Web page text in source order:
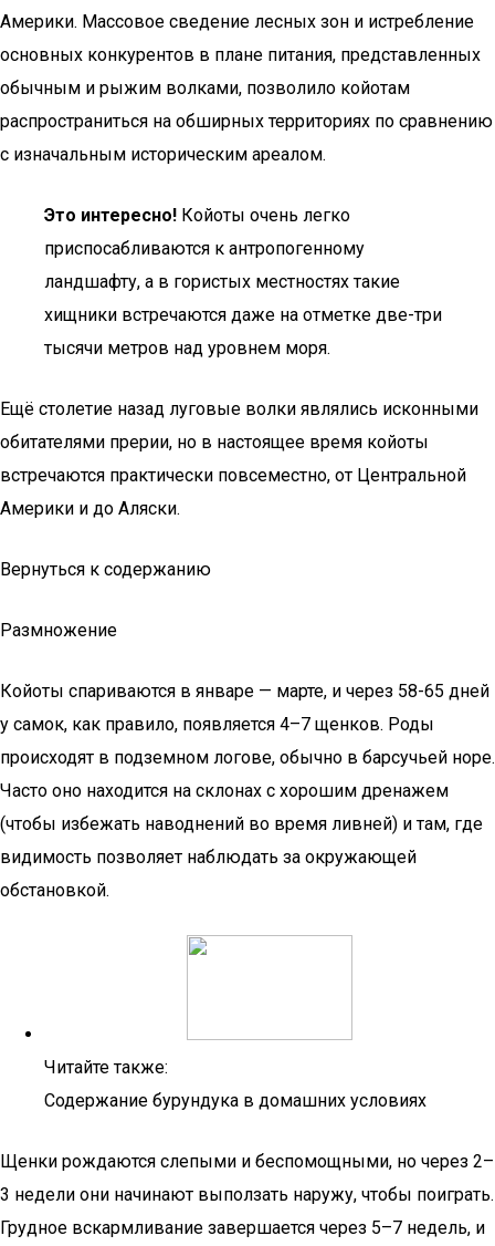
Америки. Массовое сведение лесных зон и истребление
основных конкурентов в плане питания, представленных
обычным и рыжим волками, позволило койотам
распространиться на обширных территориях по сравнению
с изначальным историческим ареалом.
Это интересно! Койоты очень легко
приспосабливаются к антропогенному
ландшафту, а в гористых местностях такие
хищники встречаются даже на отметке две-три
тысячи метров над уровнем моря.
Ещё столетие назад луговые волки являлись исконными
обитателями прерии, но в настоящее время койоты
встречаются практически повсеместно, от Центральной
Америки и до Аляски.
Вернуться к содержанию
Размножение
Койоты спариваются в январе — марте, и через 58-65 дней
у самок, как правило, появляется 4–7 щенков. Роды
происходят в подземном логове, обычно в барсучьей норе.
Часто оно находится на склонах с хорошим дренажем
(чтобы избежать наводнений во время ливней) и там, где
видимость позволяет наблюдать за окружающей
обстановкой.
Читайте также:
Содержание бурундука в домашних условиях
Щенки рождаются слепыми и беспомощными, но через 2–
3 недели они начинают выползать наружу, чтобы поиграть.
Грудное вскармливание завершается через 5–7 недель, и